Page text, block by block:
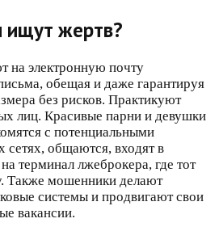
жертв?
на электронную почту
обещая и даже гарантируя
без рисков. Практикуют
лиц. Красивые парни и девушки
с потенциальными
сетях, общаются, входят в
терминал лжеброкера, где тот
Также мошенники делают
системы и продвигают свои
вакансии.